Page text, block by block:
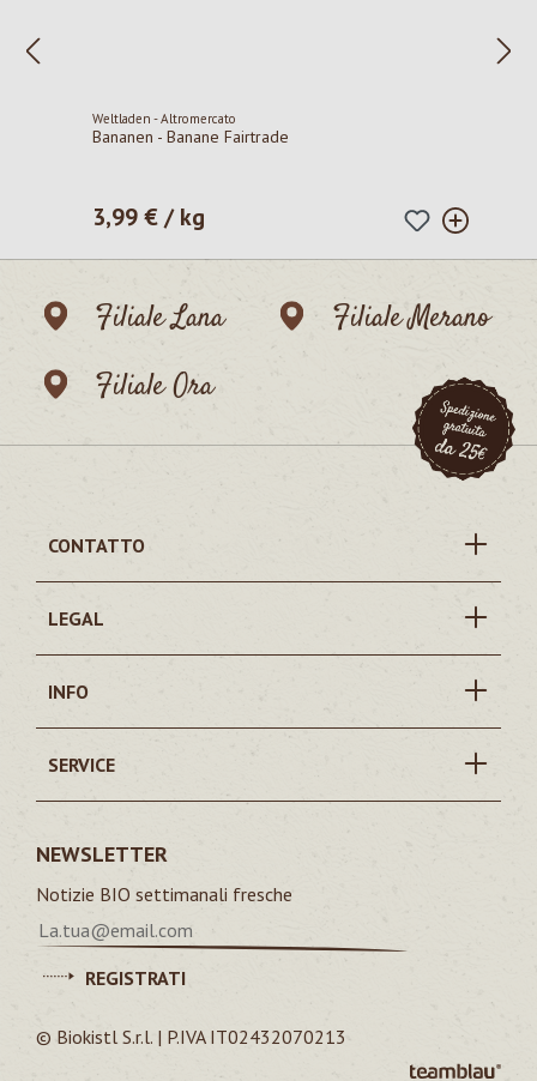
Weltladen - Altromercato
Bananen - Banane Fairtrade
Prezzo normale:
3,99 € / kg
Filiale Lana
Filiale Merano
Filiale Ora
CONTATTO
LEGAL
INFO
SERVICE
NEWSLETTER
Notizie BIO settimanali fresche
REGISTRATI
© Biokistl S.r.l. | P.IVA IT02432070213